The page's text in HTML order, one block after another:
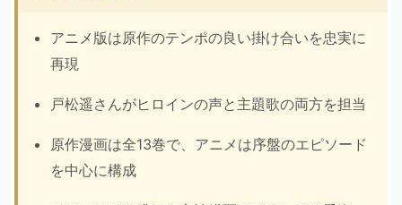
アニメ版は原作のテンポの良い掛け合いを忠実に
再現
戸松遥さんがヒロインの声と主題歌の両方を担当
原作漫画は全13巻で、アニメは序盤のエピソード
を中心に構成